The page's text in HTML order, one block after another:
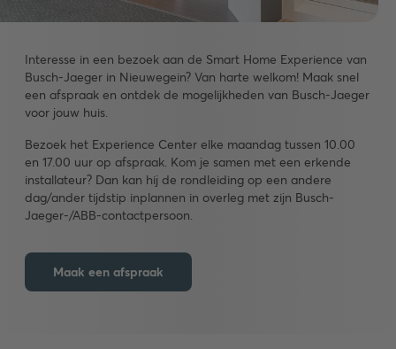
Interesse in een bezoek aan de Smart Home Experience van
Busch-Jaeger in Nieuwegein? Van harte welkom! Maak snel
een afspraak en ontdek de mogelijkheden van Busch-Jaeger
voor jouw huis.
Bezoek het Experience Center elke maandag tussen 10.00
en 17.00 uur op afspraak. Kom je samen met een erkende
installateur? Dan kan hij de rondleiding op een andere
dag/ander tijdstip inplannen in overleg met zijn Busch-
Jaeger-/ABB-contactpersoon.
Maak een afspraak